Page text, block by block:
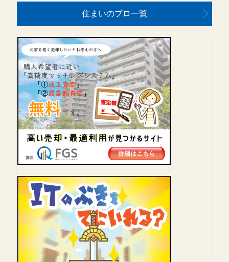
住まいのプロ一覧